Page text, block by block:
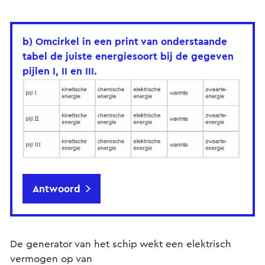
b) Omcirkel in een print van onderstaande
tabel de juiste energiesoort bij de gegeven
pijlen I, II en III.
Antwoord
De generator van het schip wekt een elektrisch
vermogen op van